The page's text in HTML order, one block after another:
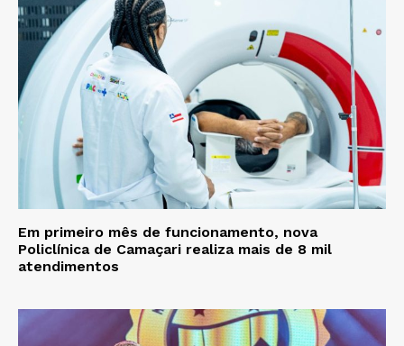
Em primeiro mês de funcionamento, nova
Policlínica de Camaçari realiza mais de 8 mil
atendimentos